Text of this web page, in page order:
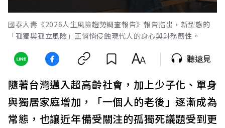
國泰人壽《2026人生風險趨勢調查報告》報告指出，新型態的
「孤獨與孤立風險」正悄悄侵蝕現代人的身心與財務韌性。
聽遠見
隨著台灣邁入超高齡社會，加上少子化、單身
與獨居家庭增加，「一個人的老後」逐漸成為
常態，也讓近年備受關注的孤獨死議題受到更